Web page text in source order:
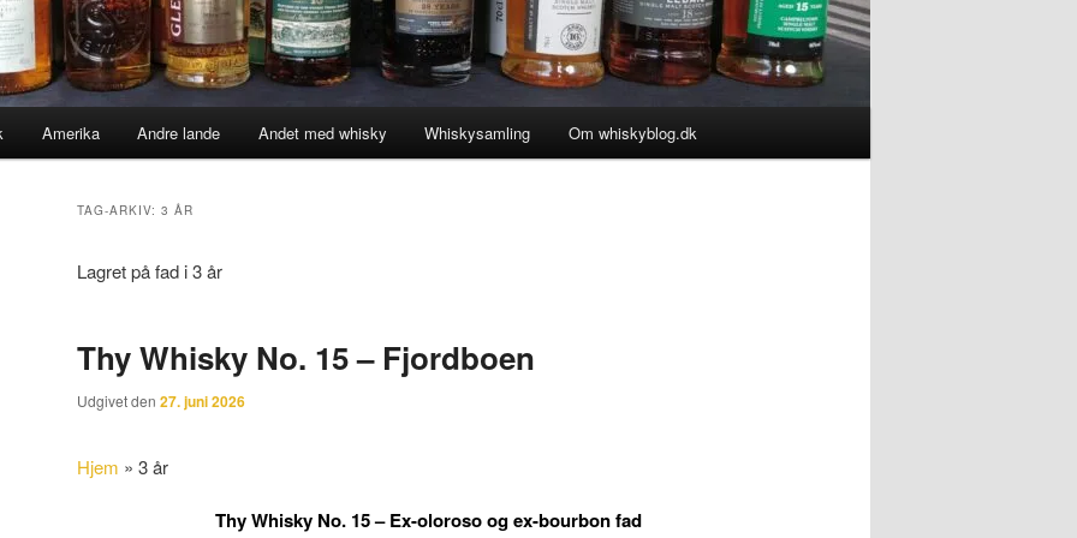
Amerika Andre lande Andet med whisky Whiskysamling Om whiskyblog.dk
TAG-ARKIV: 3 ÅR
Lagret på fad i 3 år
Thy Whisky No. 15 – Fjordboen
Udgivet den 27. juni 2026
Hjem » 3 år
Thy Whisky No. 15 – Ex-oloroso og ex-bourbon fad